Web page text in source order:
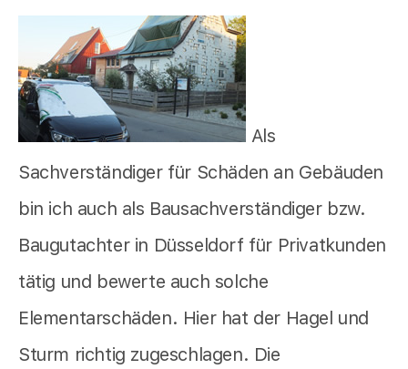
Als
Sachverständiger für Schäden an Gebäuden
bin ich auch als Bausachverständiger bzw.
Baugutachter in Düsseldorf für Privatkunden
tätig und bewerte auch solche
Elementarschäden. Hier hat der Hagel und
Sturm richtig zugeschlagen. Die